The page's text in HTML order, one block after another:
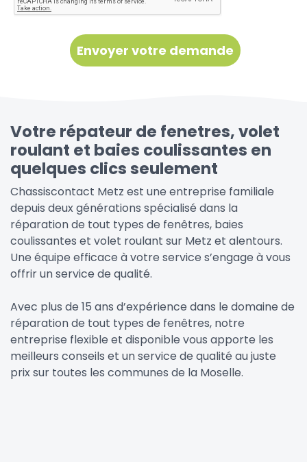
Votre répateur de fenetres, volet
roulant et baies coulissantes en
quelques clics seulement
Chassiscontact Metz est une entreprise familiale
depuis deux générations spécialisé dans la
réparation de tout types de fenêtres, baies
coulissantes et volet roulant sur Metz et alentours.
Une équipe efficace à votre service s’engage à vous
offrir un service de qualité.
Avec plus de 15 ans d’expérience dans le domaine de
réparation de tout types de fenêtres, notre
entreprise flexible et disponible vous apporte les
meilleurs conseils et un service de qualité au juste
prix sur toutes les communes de la Moselle.